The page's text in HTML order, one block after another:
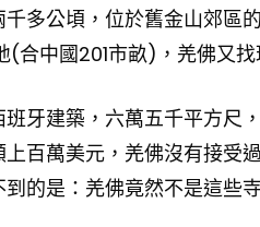
多公頃，位於舊金山郊區
合中國201市畝)，羌佛又找
牙建築，六萬五千平方尺
百萬美元，羌佛沒有接受
的是：羌佛竟然不是這些